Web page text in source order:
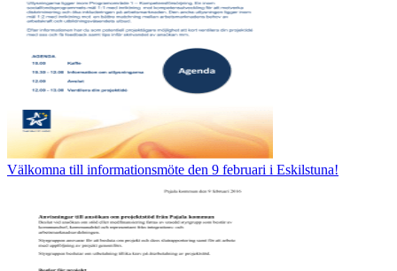
Välkomna till informationsmöte den 9 februari i Eskilstuna!